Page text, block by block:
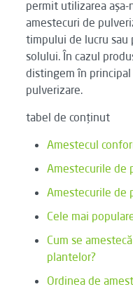
permit utilizarea
amestecuri de
timpului de lucru sau
solului. În cazul
distingem în
pulverizare.
tabel de conținut
Amestecul
Amestecurile de
Amestecurile de
Cele mai
Cum se
plantelor?
Ordinea de